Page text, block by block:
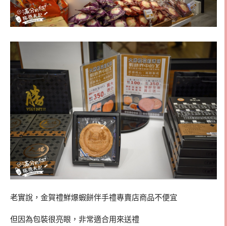
老實說，金賀禮鮮爆蝦餅伴手禮專賣店商品不便宜
但因為包裝很亮眼，非常適合用來送禮